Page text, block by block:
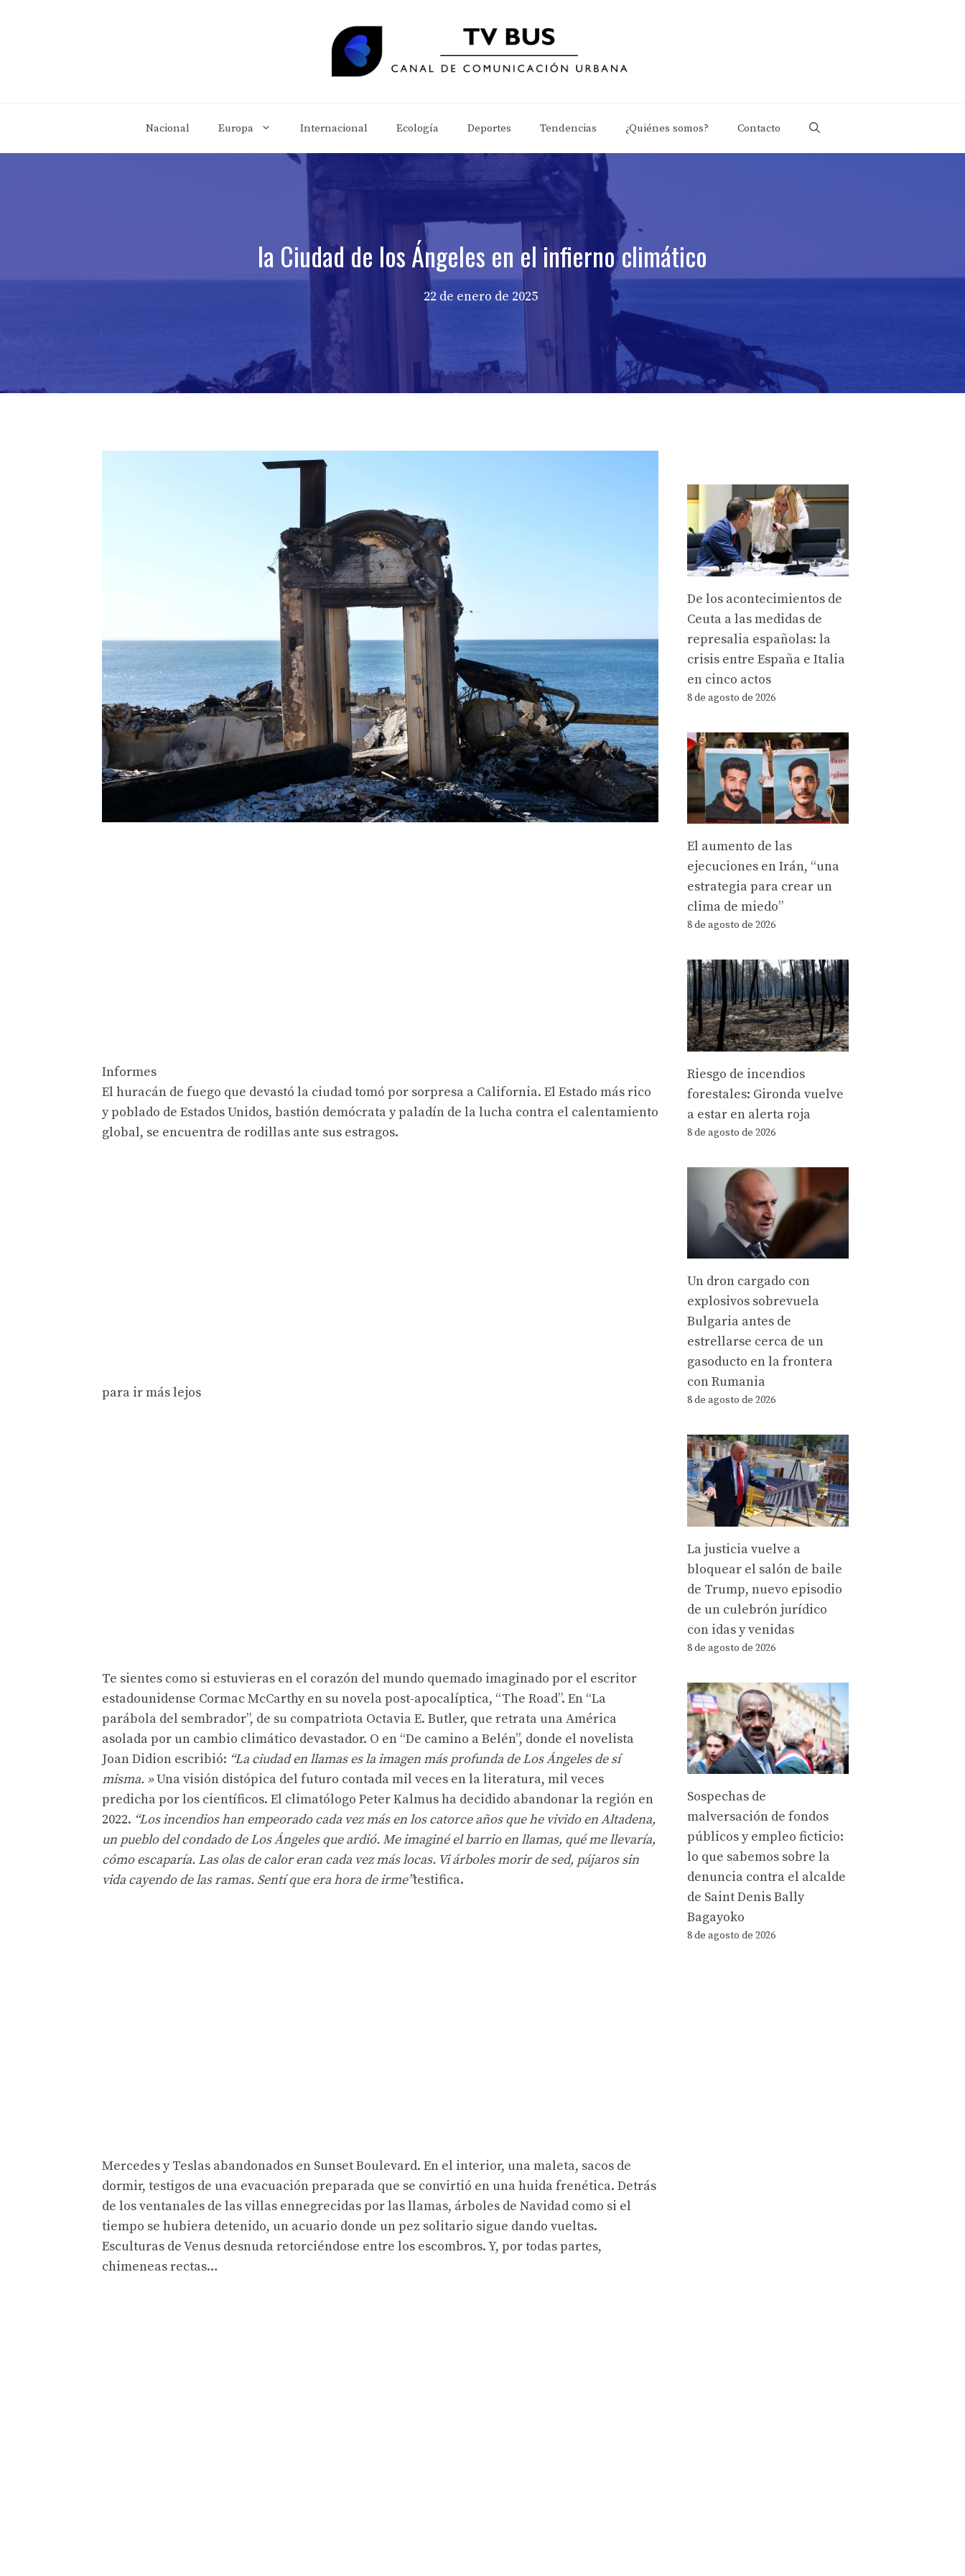
Nacional Europa Internacional Ecología Deportes Tendencias ¿Quiénes somos? Contacto
la Ciudad de los Ángeles en el infierno climático
22 de enero de 2025
Informes
El huracán de fuego que devastó la ciudad tomó por sorpresa a California. El Estado más rico
y poblado de Estados Unidos, bastión demócrata y paladín de la lucha contra el calentamiento
global, se encuentra de rodillas ante sus estragos.
para ir más lejos
Te sientes como si estuvieras en el corazón del mundo quemado imaginado por el escritor
estadounidense Cormac McCarthy en su novela post-apocalíptica, “The Road”. En “La
parábola del sembrador”, de su compatriota Octavia E. Butler, que retrata una América
asolada por un cambio climático devastador. O en “De camino a Belén”, donde el novelista
Joan Didion escribió: “La ciudad en llamas es la imagen más profunda de Los Ángeles de sí
misma. »Una visión distópica del futuro contada mil veces en la literatura, mil veces
predicha por los científicos. El climatólogo Peter Kalmus ha decidido abandonar la región en
2022. “Los incendios han empeorado cada vez más en los catorce años que he vivido en Altadena,
un pueblo del condado de Los Ángeles que ardió. Me imaginé el barrio en llamas, qué me llevaría,
cómo escaparía. Las olas de calor eran cada vez más locas. Vi árboles morir de sed, pájaros sin
vida cayendo de las ramas. Sentí que era hora de irme”testifica.
Mercedes y Teslas abandonados en Sunset Boulevard. En el interior, una maleta, sacos de
dormir, testigos de una evacuación preparada que se convirtió en una huida frenética. Detrás
de los ventanales de las villas ennegrecidas por las llamas, árboles de Navidad como si el
tiempo se hubiera detenido, un acuario donde un pez solitario sigue dando vueltas.
Esculturas de Venus desnuda retorciéndose entre los escombros. Y, por todas partes,
chimeneas rectas…
De los acontecimientos de
Ceuta a las medidas de
represalia españolas: la
crisis entre España e Italia
en cinco actos
8 de agosto de 2026
El aumento de las
ejecuciones en Irán, “una
estrategia para crear un
clima de miedo”
8 de agosto de 2026
Riesgo de incendios
forestales: Gironda vuelve
a estar en alerta roja
8 de agosto de 2026
Un dron cargado con
explosivos sobrevuela
Bulgaria antes de
estrellarse cerca de un
gasoducto en la frontera
con Rumania
8 de agosto de 2026
La justicia vuelve a
bloquear el salón de baile
de Trump, nuevo episodio
de un culebrón jurídico
con idas y venidas
8 de agosto de 2026
Sospechas de
malversación de fondos
públicos y empleo ficticio:
lo que sabemos sobre la
denuncia contra el alcalde
de Saint Denis Bally
Bagayoko
8 de agosto de 2026